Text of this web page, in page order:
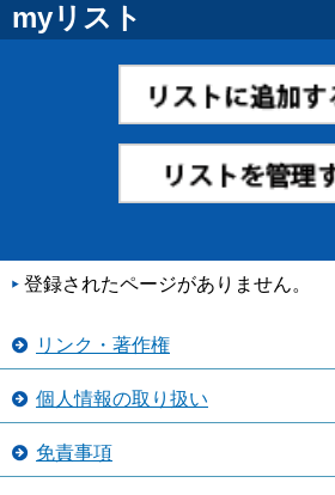
myリスト
登録されたページがありません。
リンク・著作権
個人情報の取り扱い
免責事項